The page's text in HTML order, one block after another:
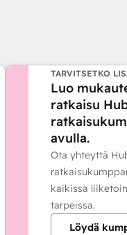
TARVITSETKO
Luo
ratkaisu
avulla.
Ota yhteyttä
kaikissa
tarpeissa.
Löydä